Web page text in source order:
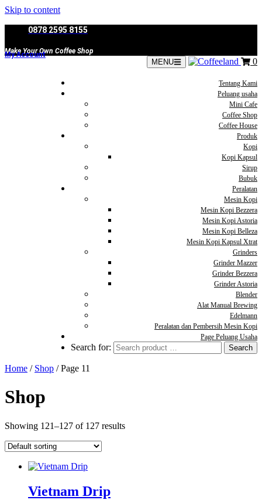
Skip to content
0878 2595 8155
Make Your Own Coffee Shop
My Account
MENU 0
Tentang Kami
Peluang usaha
Mini Cafe
Coffee Shop
Coffee House
Produk
Kopi
Kopi Kapsul
Sirup
Bubuk
Peralatan
Mesin Kopi
Mesin Kopi Bezzera
Mesin Kopi Astoria
Mesin Kopi Belleza
Mesin Kopi Kapsul Xtrat
Grinders
Grinder Mazzer
Grinder Bezzera
Grinder Astoria
Blender
Alat Manual Brewing
Edelmann
Peralatan dan Pembersih Mesin Kopi
Page Peluang Usaha
Search for:
Home / Shop / Page 11
Shop
Showing 121–127 of 127 results
Vietnam Drip